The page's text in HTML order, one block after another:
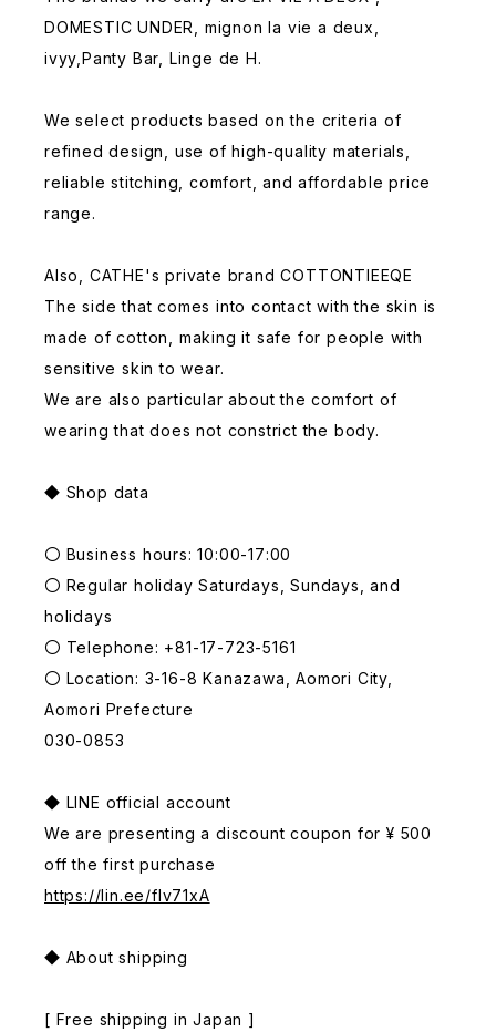
DOMESTIC UNDER, mignon la vie a deux,
ivyy,Panty Bar, Linge de H.
We select products based on the criteria of
refined design, use of high-quality materials,
reliable stitching, comfort, and affordable price
range.
Also, CATHE's private brand COTTONTIEEQE
The side that comes into contact with the skin is
made of cotton, making it safe for people with
sensitive skin to wear.
We are also particular about the comfort of
wearing that does not constrict the body.
◆ Shop data
〇 Business hours: 10:00-17:00
〇 Regular holiday Saturdays, Sundays, and
holidays
〇 Telephone: +81-17-723-5161
〇 Location: 3-16-8 Kanazawa, Aomori City,
Aomori Prefecture
030-0853
◆ LINE official account
We are presenting a discount coupon for ¥ 500
off the first purchase
https://lin.ee/fIv71xA
◆ About shipping
[ Free shipping in Japan ]